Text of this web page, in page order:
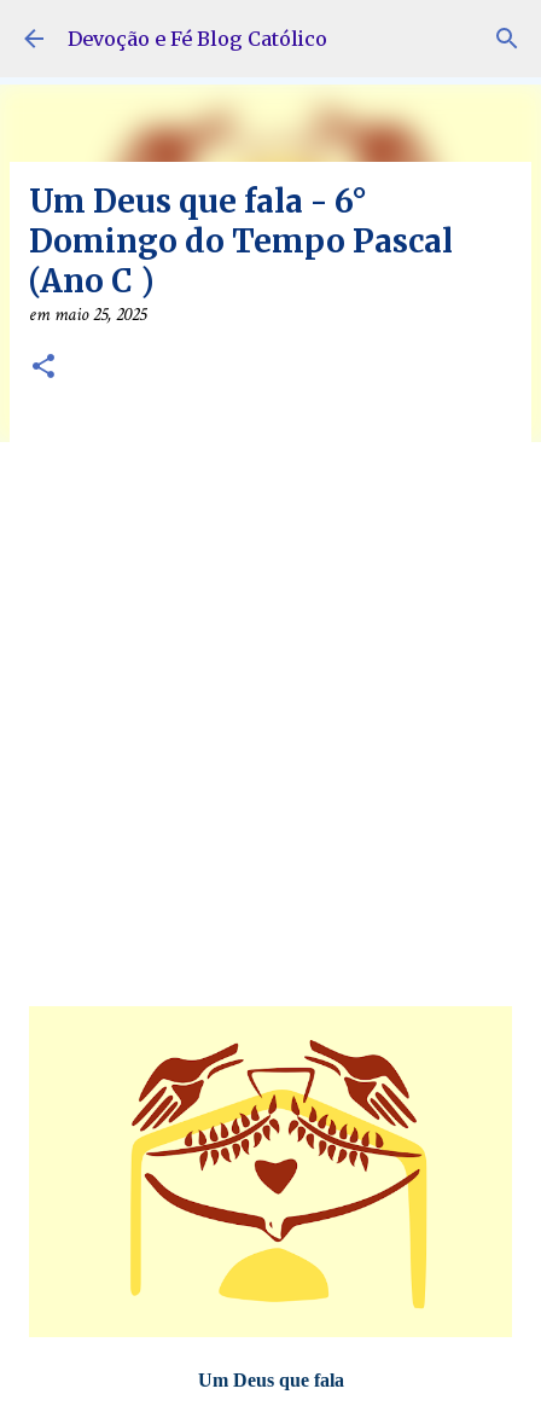
Pular para o conteúdo principal
Devoção e Fé Blog Católico
Um Deus que fala - 6°
Domingo do Tempo Pascal
(Ano C )
emmaio 25, 2025
Um Deus que fala